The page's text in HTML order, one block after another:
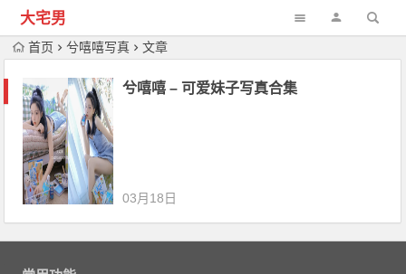
大宅男
首页 兮嘻嘻写真 文章
兮嘻嘻 – 可爱妹子写真合集
03月18日